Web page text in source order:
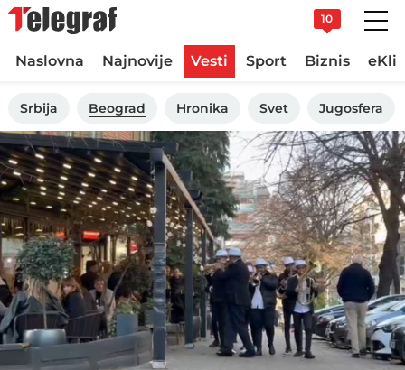
10
Naslovna Najnovije Vesti Sport Biznis
Srbija Beograd Hronika Svet Jugosfera